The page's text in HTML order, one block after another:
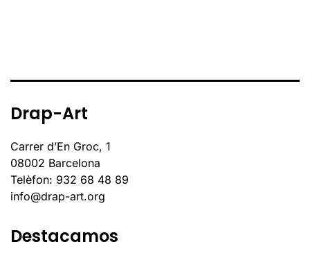
Drap-Art
Carrer d’En Groc, 1
08002 Barcelona
Telèfon: 932 68 48 89
info@drap-art.org
Destacamos